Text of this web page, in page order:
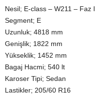
Nesil; E-class – W211 – Faz I
Segment; E
Uzunluk; 4818 mm
Genişlik; 1822 mm
Yükseklik; 1452 mm
Bagaj Hacmi; 540 lt
Karoser Tipi; Sedan
Lastikler; 205/60 R16